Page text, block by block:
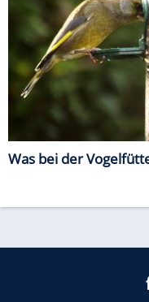
Was bei der